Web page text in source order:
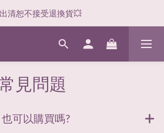
清恕不接受退換貨💥
見問題
可以購買嗎?